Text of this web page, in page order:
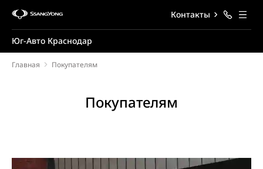
Юг-Авто Краснодар
Контакты
Главная Покупателям
Покупателям